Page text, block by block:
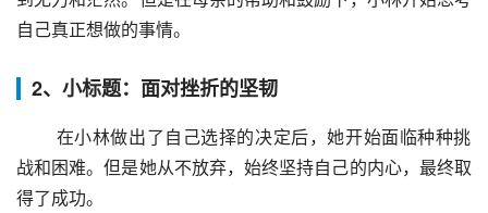
自己真正想做的事情。
2、小标题：面对挫折的坚韧
战和困难。但是她从不放弃，始终坚持自己的内心，最终取
得了成功。